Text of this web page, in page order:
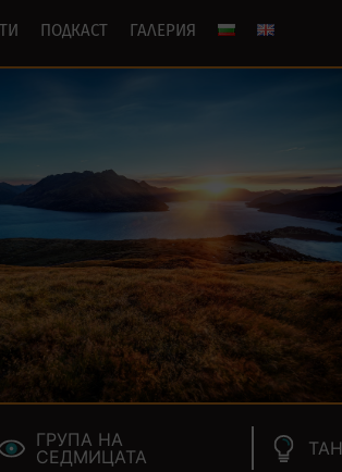
ПОДКАСТ ГАЛЕРИЯ
ГРУПА НА
СЕДМИЦАТА